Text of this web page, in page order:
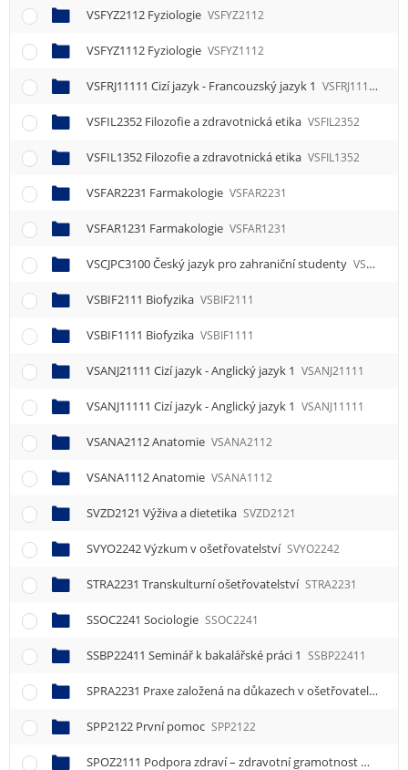
VSFYZ2112 Fyziologie VSFYZ2112
VSFYZ1112 Fyziologie VSFYZ1112
VSFRJ11111 Cizí jazyk - Francouzský jazyk 1 VSFRJ11111
VSFIL2352 Filozofie a zdravotnická etika VSFIL2352
VSFIL1352 Filozofie a zdravotnická etika VSFIL1352
VSFAR2231 Farmakologie VSFAR2231
VSFAR1231 Farmakologie VSFAR1231
VSCJPC3100 Český jazyk pro zahraniční studenty VSCJPC3100
VSBIF2111 Biofyzika VSBIF2111
VSBIF1111 Biofyzika VSBIF1111
VSANJ21111 Cizí jazyk - Anglický jazyk 1 VSANJ21111
VSANJ11111 Cizí jazyk - Anglický jazyk 1 VSANJ11111
VSANA2112 Anatomie VSANA2112
VSANA1112 Anatomie VSANA1112
SVZD2121 Výživa a dietetika SVZD2121
SVYO2242 Výzkum v ošetřovatelství SVYO2242
STRA2231 Transkulturní ošetřovatelství STRA2231
SSOC2241 Sociologie SSOC2241
SSBP22411 Seminář k bakalářské práci 1 SSBP22411
SPRA2231 Praxe založená na důkazech v ošetřovatelství
SPP2122 První pomoc SPP2122
SPOZ2111 Podpora zdraví – zdravotní gramotnost